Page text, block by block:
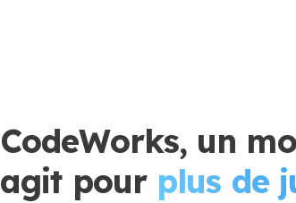
CodeWorks, un
agit pour plus de